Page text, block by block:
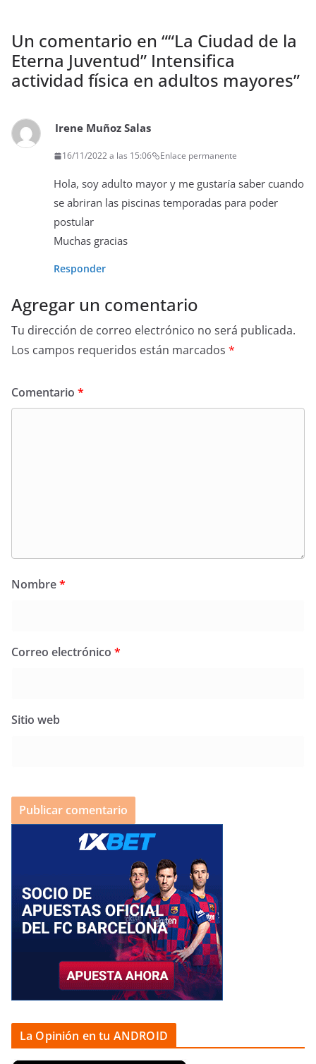
Un comentario en ““La Ciudad de la
Eterna Juventud” Intensifica
actividad física en adultos mayores”
Irene Muñoz Salas
16/11/2022 a las 15:06 Enlace permanente
Hola, soy adulto mayor y me gustaría saber cuando
se abriran las piscinas temporadas para poder
postular
Muchas gracias
Responder
Agregar un comentario
Tu dirección de correo electrónico no será publicada.
Los campos requeridos están marcados *
Comentario *
Nombre*
Correo electrónico *
Sitio web
La Opinión en tu ANDROID